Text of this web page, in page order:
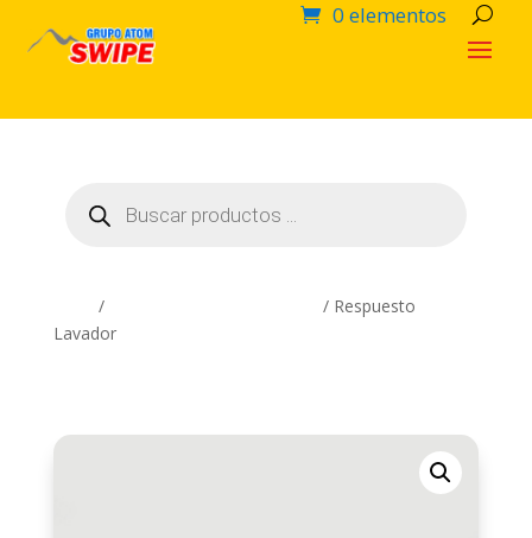
0 elementos
productos
/
/ Respuesto
Lavador